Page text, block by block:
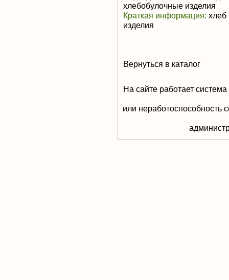
хлебобулочные изделия
Краткая информация: хлеб
изделия
Вернуться в каталог
На сайте работает
или неработоспособность